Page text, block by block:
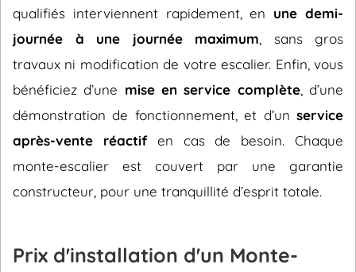
qualifiés interviennent rapidement, en une demi-
journée à une journée maximum , sans gros
travaux ni modification de votre escalier. Enfin, vous
bénéficiez d’une mise en service complète, d’une
démonstration de fonctionnement, et d’un service
après-vente réactifen cas de besoin. Chaque
monte-escalier est couvert par une garantie
constructeur, pour une tranquillité d’esprit totale.
Prix d'installation d'un Monte-